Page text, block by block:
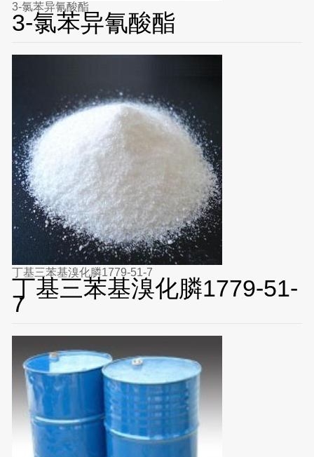
3-氯苯异氰酸酯
3-氯苯异氰酸酯
丁基三苯基溴化膦1779-51-7
丁基三苯基溴化膦1779-51-
7